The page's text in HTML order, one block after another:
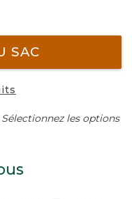
SAC
Sélectionnez les options